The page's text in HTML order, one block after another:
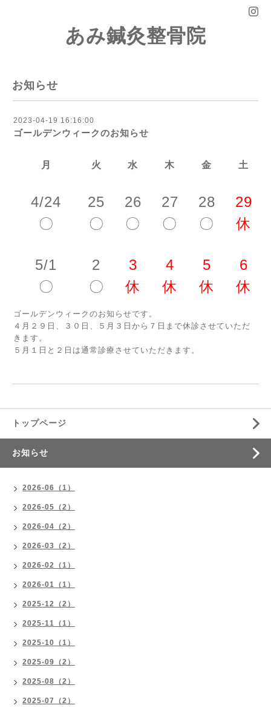
あみ鍼灸整骨院
お知らせ
2023-04-19 16:16:00
ゴールデンウィークのお知らせ
月 火 水 木 金 土
4/24
〇
25
〇
26
〇
27
〇
28
〇
29
休
5/1
〇
2
〇
3
休
4
休
5
休
6
休
ゴールデンウィークのお知らせです。
４月２９日、３０日、５月３日から７日まで休診させていただ
きます。
５月１日と２日は通常診療させていただきます。
トップページ
お知らせ
2026-06（1）
2026-05（2）
2026-04（2）
2026-03（2）
2026-02（1）
2026-01（1）
2025-12（2）
2025-11（1）
2025-10（1）
2025-09（2）
2025-08（2）
2025-07（2）